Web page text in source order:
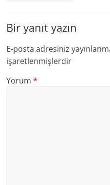
Bir yanıt yazın
E-posta adresiniz
işaretlenmişlerdir
Yorum*